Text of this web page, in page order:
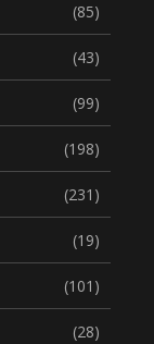
(85)
(43)
(99)
(198)
(231)
(19)
(101)
(28)